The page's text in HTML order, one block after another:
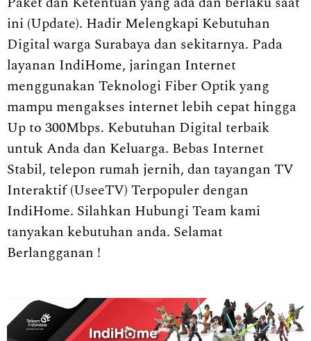
ini (Update). Hadir Melengkapi Kebutuhan
Digital warga Surabaya dan sekitarnya. Pada
layanan IndiHome, jaringan Internet
menggunakan Teknologi Fiber Optik yang
mampu mengakses internet lebih cepat hingga
Up to 300Mbps. Kebutuhan Digital terbaik
untuk Anda dan Keluarga. Bebas Internet
Stabil, telepon rumah jernih, dan tayangan TV
Interaktif (UseeTV) Terpopuler dengan
IndiHome. Silahkan Hubungi Team kami
tanyakan kebutuhan anda. Selamat
Berlangganan !